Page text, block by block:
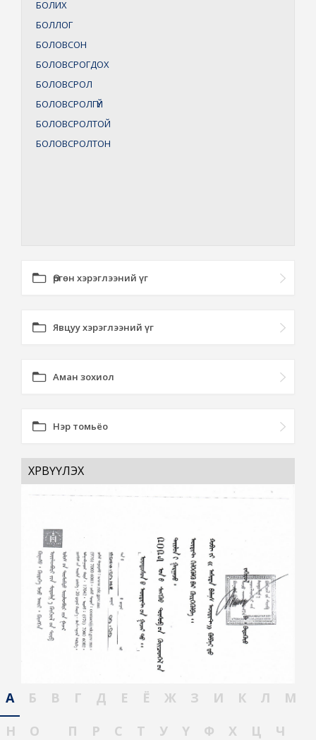
БОЛИХ
БОЛЛОГ
БОЛОВСОН
БОЛОВСРОГДОХ
БОЛОВСРОЛ
БОЛОВСРОЛГҮЙ
БОЛОВСРОЛТОЙ
БОЛОВСРОЛТОН
Өргөн хэрэглээний үг
Явцуу хэрэглээний үг
Аман зохиол
Нэр томьёо
ХӨРВҮҮЛЭХ
А Б В Г Д Е Ё Ж З И К Л
М
Н
О П Р С Т У Ү Ф Х Ц
Ч